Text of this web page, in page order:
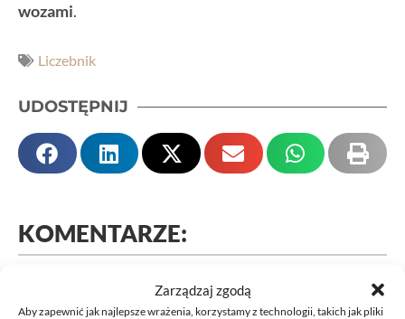
Zarządzaj zgodą
Aby zapewnić jak najlepsze wrażenia, korzystamy z technologii, takich jak pliki
wozami.
Liczebnik
UDOSTĘPNIJ
KOMENTARZE: